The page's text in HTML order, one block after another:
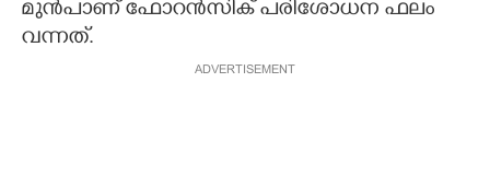
മുൻപാണ് ഫോറൻസിക് പരിശോധന ഫലം
വന്നത്.
ADVERTISEMENT